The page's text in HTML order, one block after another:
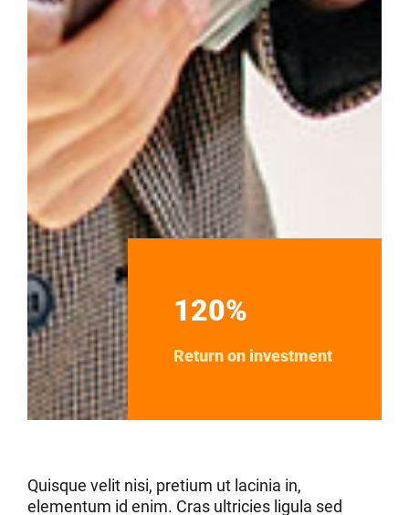
120%
Return on investment
Quisque velit nisi, pretium ut lacinia in,
elementum id enim. Cras ultricies ligula sed